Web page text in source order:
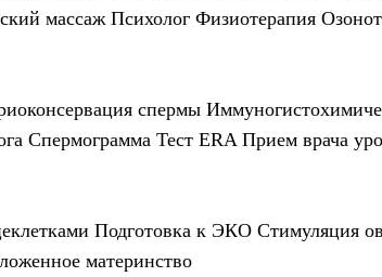
массаж Психолог Физиотерапия
спермы
Спермограмма Тест ERA Прием врача
Подготовка к ЭКО Стимуляция
материнство